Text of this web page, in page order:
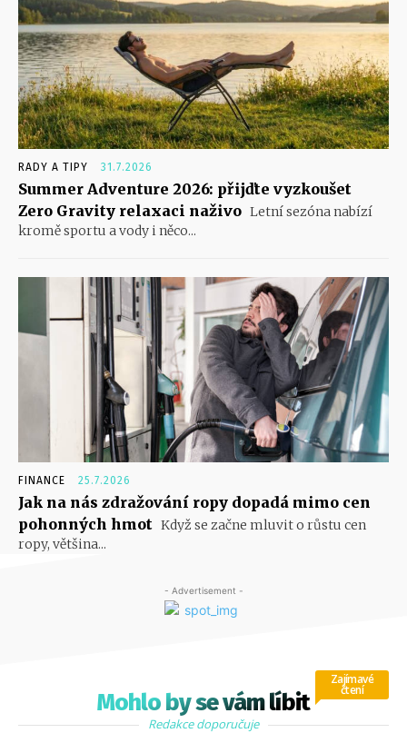
RADY A TIPY 31.7.2026
Summer Adventure 2026: přijďte vyzkoušet
Zero Gravity relaxaci naživo Letní sezóna nabízí
kromě sportu a vody i něco...
FINANCE 25.7.2026
Jak na nás zdražování ropy dopadá mimo cen
pohonných hmot Když se začne mluvit o růstu cen
ropy, většina...
- Advertisement -
Mohlo by se vám líbit
Zajímavé
čtení
Redakce doporučuje